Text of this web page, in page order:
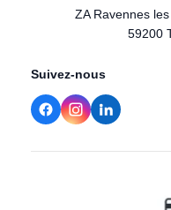
ZA Ravennes
59200
Suivez-nous